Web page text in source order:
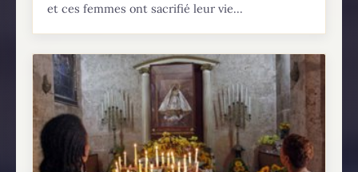
et ces femmes ont sacrifié leur vie...